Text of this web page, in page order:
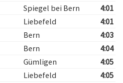
Spiegel bei Bern
4:01
Liebefeld
4:01
Bern
4:03
Bern
4:04
Gümligen
4:05
Liebefeld
4:05